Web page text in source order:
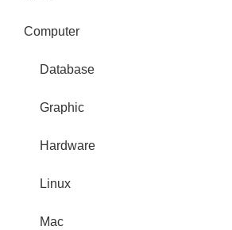
Computer
Database
Graphic
Hardware
Linux
Mac